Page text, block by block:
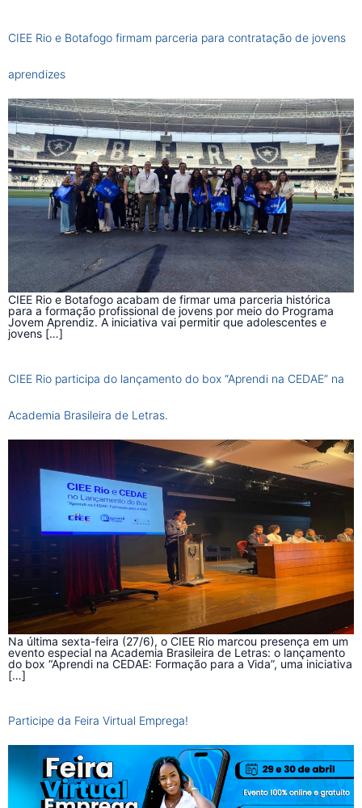
CIEE Rio e Botafogo firmam parceria para contratação de jovens
aprendizes
CIEE Rio e Botafogo acabam de firmar uma parceria histórica
para a formação profissional de jovens por meio do Programa
Jovem Aprendiz. A iniciativa vai permitir que adolescentes e
jovens […]
CIEE Rio participa do lançamento do box “Aprendi na CEDAE” na
Academia Brasileira de Letras.
Na última sexta-feira (27/6), o CIEE Rio marcou presença em um
evento especial na Academia Brasileira de Letras: o lançamento
do box “Aprendi na CEDAE: Formação para a Vida”, uma iniciativa
[…]
Participe da Feira Virtual Emprega!